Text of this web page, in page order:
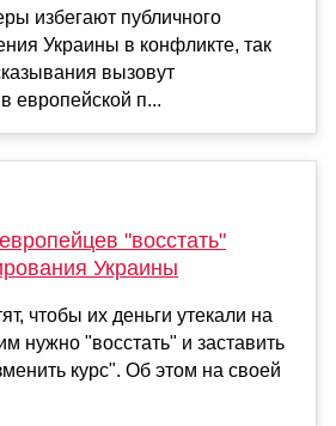
избегают публичного
Украины в конфликте, так
вызовут
европейской п...
"восстать"
Украины
чтобы их деньги утекали на
нужно "восстать" и заставить
курс". Об этом на своей